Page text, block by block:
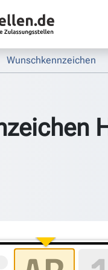
Wunschkennzeichen